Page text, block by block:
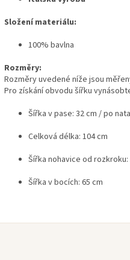
Složení materiálu:
100% bavlna
Rozměry:
Rozměry uvedené níže jsou
Pro získání obvodu šířku
Šířka v pase: 32 cm / po
Celková délka: 104 cm
Šířka nohavice od rozkroku:
Šířka v bocích: 65 cm